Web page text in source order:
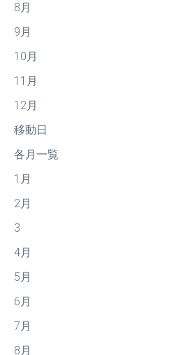
8月
9月
10月
11月
12月
移動日
各月一覧
1月
2月
3
4月
5月
6月
7月
8月